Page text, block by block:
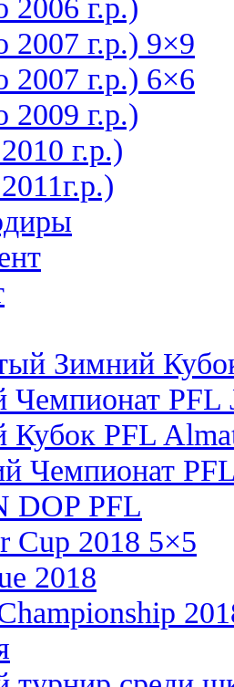
2006 г.р.)
2007 г.р.) 9×9
2007 г.р.) 6×6
2009 г.р.)
г.р.)
Зимний
Чемпионат PFL
Кубок PFL
Чемпионат
DOP PFL
Cup 2018 5×5
2018